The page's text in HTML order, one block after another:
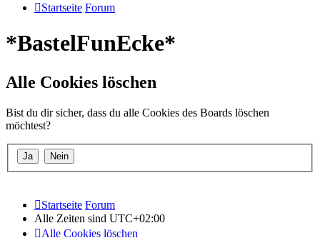
Startseite Forum
*BastelFunEcke*
Alle Cookies löschen
Bist du dir sicher, dass du alle Cookies des Boards löschen
möchtest?
Startseite Forum
Alle Zeiten sind UTC+02:00
Alle Cookies löschen